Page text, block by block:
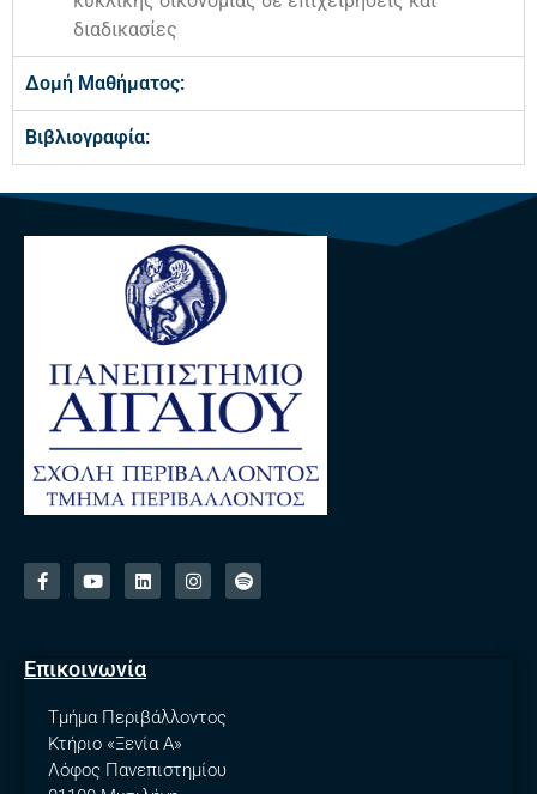
διαδικασίες
Δομή Μαθήματος:
Βιβλιογραφία:
Επικοινωνία
Τμήμα Περιβάλλοντος
Κτήριο «Ξενία A»
Λόφος Πανεπιστημίου